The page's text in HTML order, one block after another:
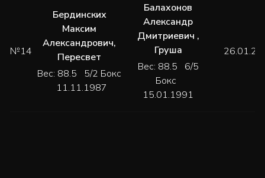
№14
Бердинских
Максим
Александрович,
Пересвет
Вес: 88.5 5/2 Бокс
11.11.1987
Балахонов
Александр
Дмитриевич ,
Груша
Вес: 88.5 6/5
Бокс
15.01.1991